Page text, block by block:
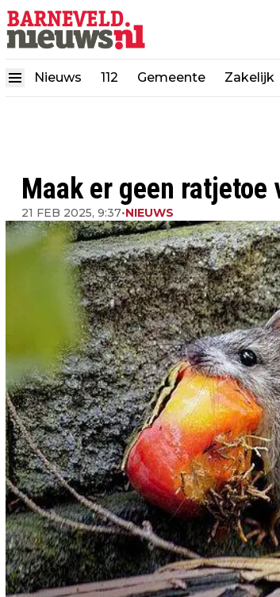
Nieuws 112 Gemeente Zakelijk
Maak er geen ratjetoe
21 FEB 2025, 9:37•NIEUWS